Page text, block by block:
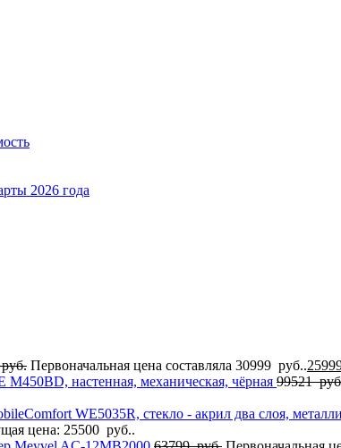
2026 года
Первоначальная цена составляла 30999 руб..
настенная, механическая, чёрная 99521
WE5035R, стекло - акрил два слоя,
цена: 25500 руб..